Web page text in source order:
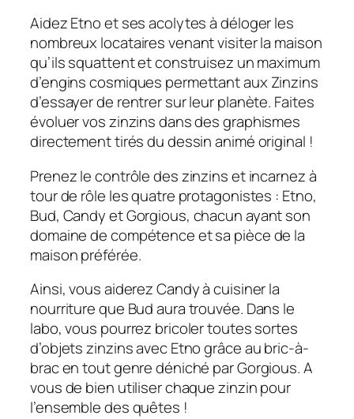
Aidez Etno et ses acolytes à déloger les
nombreux locataires venant visiter la maison
qu’ils squattent et construisez un maximum
d’engins cosmiques permettant aux Zinzins
d’essayer de rentrer sur leur planète. Faites
évoluer vos zinzins dans des graphismes
directement tirés du dessin animé original !
Prenez le contrôle des zinzins et incarnez à
tour de rôle les quatre protagonistes : Etno,
Bud, Candy et Gorgious, chacun ayant son
domaine de compétence et sa pièce de la
maison préférée.
Ainsi, vous aiderez Candy à cuisiner la
nourriture que Bud aura trouvée. Dans le
labo, vous pourrez bricoler toutes sortes
d’objets zinzins avec Etno grâce au bric-à-
brac en tout genre déniché par Gorgious. A
vous de bien utiliser chaque zinzin pour
l’ensemble des quêtes !